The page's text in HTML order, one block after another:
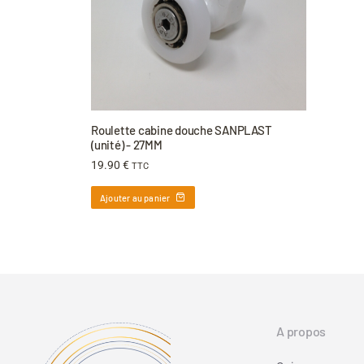
Roulette cabine douche SANPLAST
(unité) - 27MM
19.90 € TTC
Ajouter au panier
A propos